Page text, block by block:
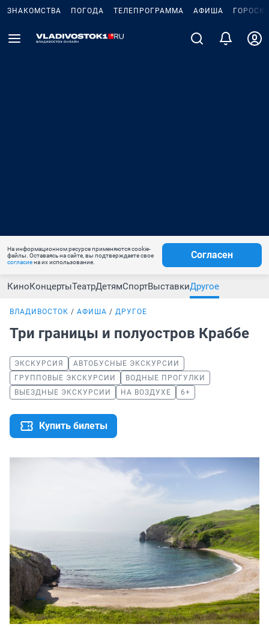
ЗНАКОМСТВА ПОГОДА ТЕЛЕПРОГРАММА АФИША
На информационном ресурсе применяются cookie-
файлы. Оставаясь на сайте, вы подтверждаете свое
согласиена их использование.
Согласен
КиноКонцертыТеатрДетямСпортВыставкиДругое
ВЛАДИВОСТОК АФИША ДРУГОЕ
Три границы и полуостров Краббе
ЭКСКУРСИЯ
АВТОБУСНЫЕ ЭКСКУРСИИ
ГРУППОВЫЕ ЭКСКУРСИИ
ВОДНЫЕ ПРОГУЛКИ
ВЫЕЗДНЫЕ ЭКСКУРСИИ
НА ВОЗДУХЕ 6+
Купить билеты